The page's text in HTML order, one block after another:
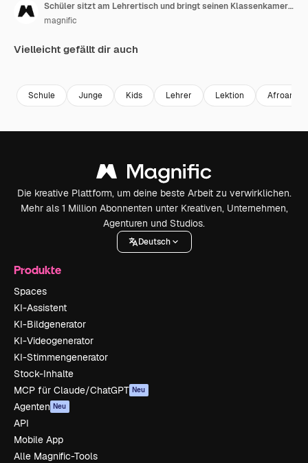
Schüler sitzt am Lehrertisch und bringt seinen Klassenkameraden im Englischunterricht die Buchstaben bei.
magnific
Vielleicht gefällt dir auch
Schule Junge Kids Lehrer Lektion
Die kreative Plattform, um deine beste Arbeit zu verwirklichen.
Mehr als 1 Million Abonnenten unter Kreativen, Unternehmen,
Agenturen und Studios.
Deutsch
Produkte
Spaces
KI-Assistent
KI-Bildgenerator
KI-Videogenerator
KI-Stimmengenerator
Stock-Inhalte
MCP für Claude/ChatGPT Neu
Agenten Neu
API
Mobile App
Alle Magnific-Tools